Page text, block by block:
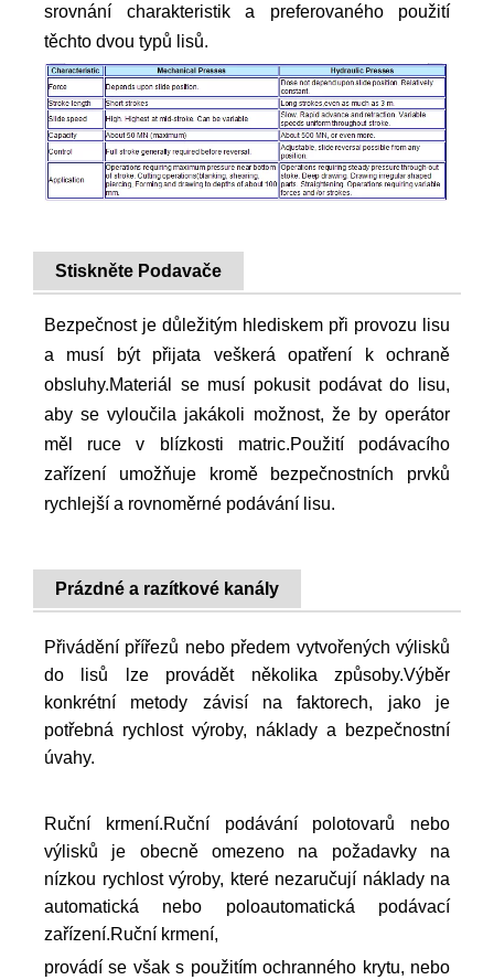
srovnání charakteristik a preferovaného použití
těchto dvou typů lisů.
Stiskněte Podavače
Bezpečnost je důležitým hlediskem při provozu lisu
a musí být přijata veškerá opatření k ochraně
obsluhy.Materiál se musí pokusit podávat do lisu,
aby se vyloučila jakákoli možnost, že by operátor
měl ruce v blízkosti matric.Použití podávacího
zařízení umožňuje kromě bezpečnostních prvků
rychlejší a rovnoměrné podávání lisu.
Prázdné a razítkové kanály
Přivádění přířezů nebo předem vytvořených výlisků
do lisů lze provádět několika způsoby.Výběr
konkrétní metody závisí na faktorech, jako je
potřebná rychlost výroby, náklady a bezpečnostní
úvahy.
Ruční krmení.Ruční podávání polotovarů nebo
výlisků je obecně omezeno na požadavky na
nízkou rychlost výroby, které nezaručují náklady na
automatická nebo poloautomatická podávací
zařízení.Ruční krmení,
provádí se však s použitím ochranného krytu, nebo